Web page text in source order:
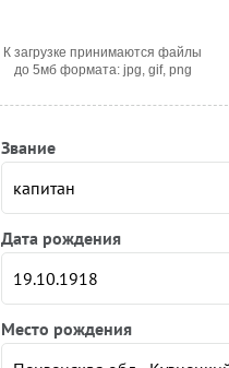
К загрузке принимаются файлы
до 5мб формата: jpg, gif, png
Звание
Дата рождения
Место рождения